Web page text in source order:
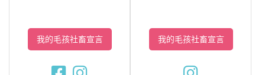
我的毛孩社畜宣言 我的毛孩社畜宣言